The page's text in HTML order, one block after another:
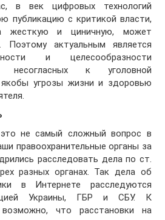
в век цифровых технологий
публикацию с критикой власти,
жесткую и циничную, может
Поэтому актуальным является
и целесообразности
несогласных к уголовной
якобы угрозы жизни и здоровью
это не самый сложный вопрос в
правоохранительные органы за
расследовать дела по ст.
разных органах. Так дела об
в Интернете расследуются
Украины, ГБР и СБУ. К
что расстановки на